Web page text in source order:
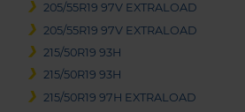
205/55R19 97V EXTRALOAD
205/55R19 97V EXTRALOAD
215/50R19 93H
215/50R19 93H
215/50R19 97H EXTRALOAD